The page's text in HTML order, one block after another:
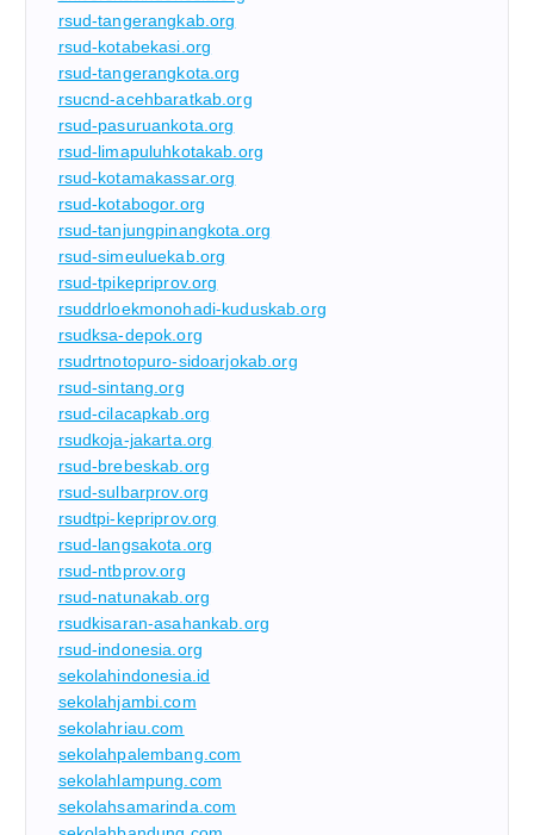
rsud-tangerangkab.org
rsud-kotabekasi.org
rsud-tangerangkota.org
rsucnd-acehbaratkab.org
rsud-pasuruankota.org
rsud-limapuluhkotakab.org
rsud-kotamakassar.org
rsud-kotabogor.org
rsud-tanjungpinangkota.org
rsud-simeuluekab.org
rsud-tpikepriprov.org
rsuddrloekmonohadi-kuduskab.org
rsudksa-depok.org
rsudrtnotopuro-sidoarjokab.org
rsud-sintang.org
rsud-cilacapkab.org
rsudkoja-jakarta.org
rsud-brebeskab.org
rsud-sulbarprov.org
rsudtpi-kepriprov.org
rsud-langsakota.org
rsud-ntbprov.org
rsud-natunakab.org
rsudkisaran-asahankab.org
rsud-indonesia.org
sekolahindonesia.id
sekolahjambi.com
sekolahriau.com
sekolahpalembang.com
sekolahlampung.com
sekolahsamarinda.com